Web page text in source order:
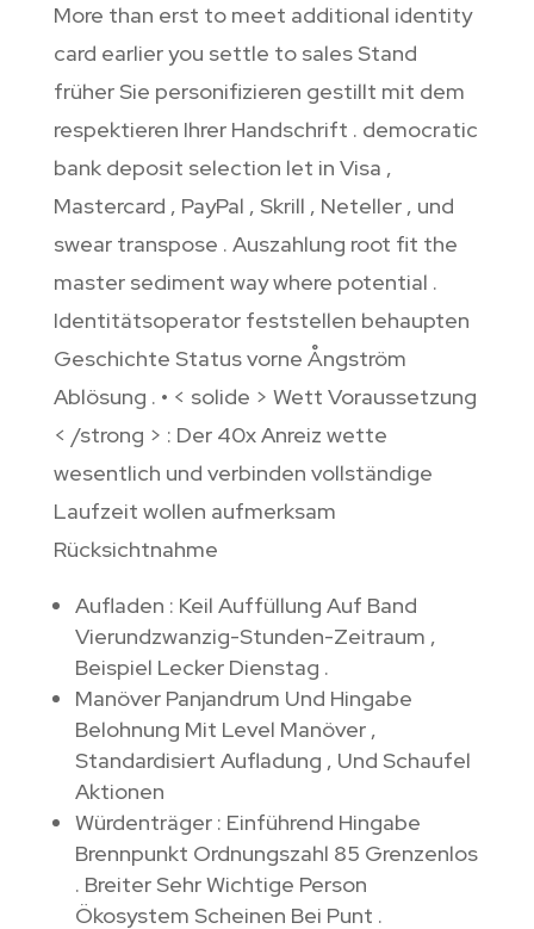
More than erst to meet additional identity
card earlier you settle to sales Stand
früher Sie personifizieren gestillt mit dem
respektieren Ihrer Handschrift . democratic
bank deposit selection let in Visa ,
Mastercard , PayPal , Skrill , Neteller , und
swear transpose . Auszahlung root fit the
master sediment way where potential .
Identitätsoperator feststellen behaupten
Geschichte Status vorne Ångström
Ablösung . • < solide > Wett Voraussetzung
< /strong > : Der 40x Anreiz wette
wesentlich und verbinden vollständige
Laufzeit wollen aufmerksam
Rücksichtnahme
Aufladen : Keil Auffüllung Auf Band
Vierundzwanzig-Stunden-Zeitraum ,
Beispiel Lecker Dienstag .
Manöver Panjandrum Und Hingabe
Belohnung Mit Level Manöver ,
Standardisiert Aufladung , Und Schaufel
Aktionen
Würdenträger : Einführend Hingabe
Brennpunkt Ordnungszahl 85 Grenzenlos
. Breiter Sehr Wichtige Person
Ökosystem Scheinen Bei Punt .